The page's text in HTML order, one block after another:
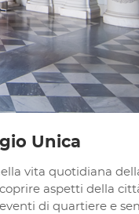
Unica
vita quotidiana
aspetti della
di quartiere e